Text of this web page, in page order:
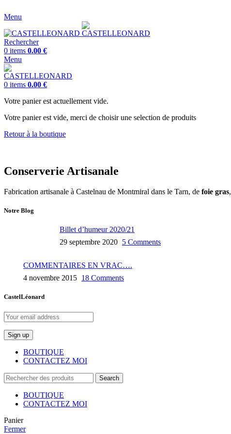
Menu
Rechercher
0 items 0.00 €
Menu
0 items 0.00 €
Votre panier est actuellement vide.
Votre panier est vide, merci de choisir une selection de produits
Retour à la boutique
Conserverie Artisanale
Fabrication artisanale à Castelnau de Montmiral dans le Tarn, de foie gras,
Notre Blog
Billet d’humeur 2020/21
29 septembre 2020 5 Comments
COMMENTAIRES EN VRAC….
4 novembre 2015 18 Comments
CastelLéonard
BOUTIQUE
CONTACTEZ MOI
Search
BOUTIQUE
CONTACTEZ MOI
Panier
Fermer